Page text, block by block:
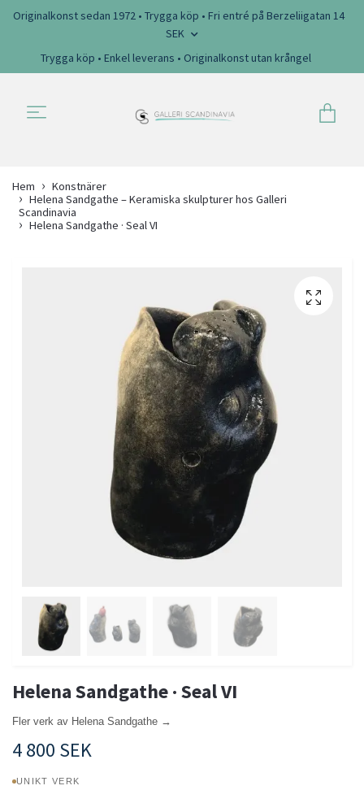
Originalkonst sedan 1972 • Trygga köp • Fri entré på Berzeliigatan 14
SEK
Trygga köp • Enkel leverans • Originalkonst utan krångel
Hem
Konstnärer
Helena Sandgathe – Keramiska skulpturer hos Galleri
Scandinavia
Helena Sandgathe · Seal VI
Helena Sandgathe · Seal VI
Fler verk av Helena Sandgathe →
4 800 SEK
UNIKT VERK